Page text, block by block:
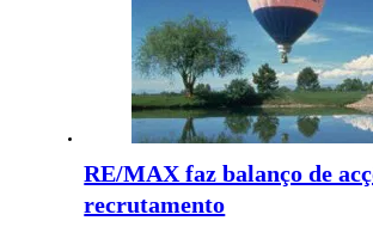
RE/MAX faz balanço de
recrutamento